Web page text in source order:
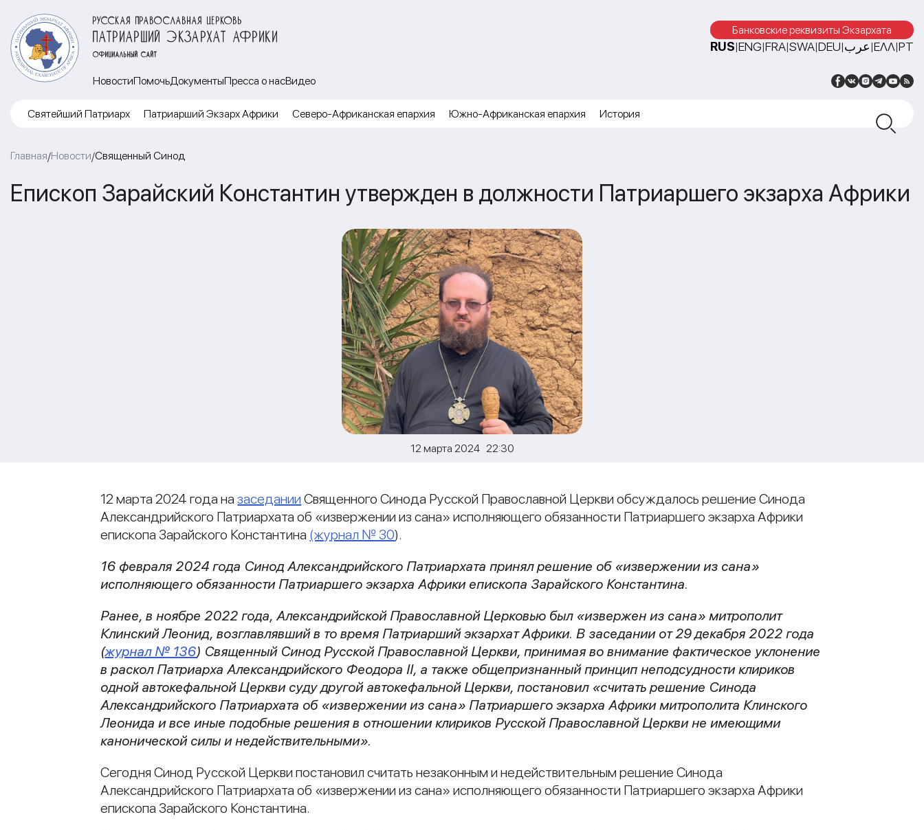
РУССКАЯ ПРАВОСЛАВНАЯ ЦЕРКОВЬ
ПАТРИАРШИЙ ЭКЗАРХАТ АФРИКИ
ОФИЦИАЛЬНЫЙ САЙТ
Банковские реквизиты Экзархата
RUS|ENG|FRA|SWA|DEU|عرب|ΕΛΛ|PT
НовостиПомочьДокументыПресса о насВидео
Cвятейший Патриарх Патриарший Экзарх Африки Северо-Африканская епархия Южно-Африканская епархия История
Главная/Новости/Священный Синод
Епископ Зарайский Константин утвержден в должности Патриаршего экзарха Африки
12 марта 2024 22:30
12 марта 2024 года назаседании Священного Синода Русской Православной Церкви обсуждалось решение Синода
Александрийского Патриархата об «извержении из сана» исполняющего обязанности Патриаршего экзарха Африки
епископа Зарайского Константина (журнал № 30).
16 февраля 2024 года Синод Александрийского Патриархата принял решение об «извержении из сана»
исполняющего обязанности Патриаршего экзарха Африки епископа Зарайского Константина.
Ранее, в ноябре 2022 года, Александрийской Православной Церковью был «извержен из сана» митрополит
Клинский Леонид, возглавлявший в то время Патриарший экзархат Африки. В заседании от 29 декабря 2022 года
(журнал № 136) Священный Синод Русской Православной Церкви, принимая во внимание фактическое уклонение
в раскол Патриарха Александрийского Феодора II, а также общепризнанный принцип неподсудности клириков
одной автокефальной Церкви суду другой автокефальной Церкви, постановил «считать решение Синода
Александрийского Патриархата об «извержении из сана» Патриаршего экзарха Африки митрополита Клинского
Леонида и все иные подобные решения в отношении клириков Русской Православной Церкви не имеющими
канонической силы и недействительными».
Сегодня Синод Русской Церкви постановил считать незаконным и недействительным решение Синода
Александрийского Патриархата об «извержении из сана» исполняющего обязанности Патриаршего экзарха Африки
епископа Зарайского Константина.